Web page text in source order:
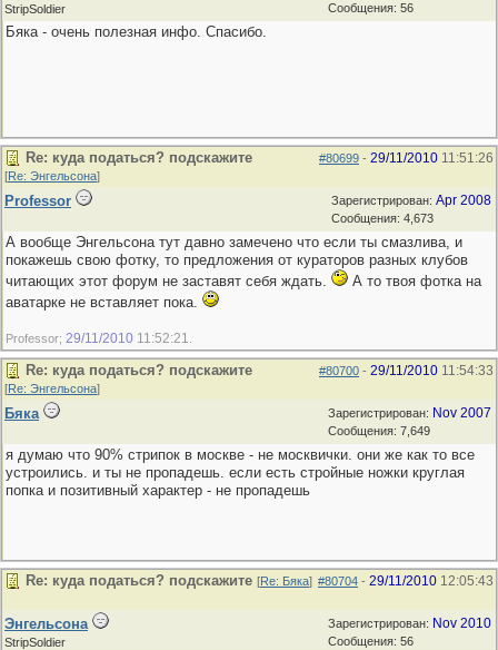
Сообщения: 56
StripSoldier
Бяка - очень полезная инфо. Спасибо.
#80699 - 29/11/2010 11:51:26
Re: куда податься? подскажите
[Re: Энгельсона]
Зарегистрирован: Apr 2008
Сообщения: 4,673
Professor
А вообще Энгельсона тут давно замечено что если ты смазлива, и
покажешь свою фотку, то предложения от кураторов разных клубов
читающих этот форум не заставят себя ждать.
А то твоя фотка на
аватарке не вставляет пока.
Professor; 29/11/2010 11:52:21
#80700 - 29/11/2010 11:54:33
Re: куда податься? подскажите
[Re: Энгельсона]
Зарегистрирован: Nov 2007
Сообщения: 7,649
Бяка
я думаю что 90% стрипок в москве - не москвички. они же как то все
устроились. и ты не пропадешь. если есть стройные ножки круглая
попка и позитивный характер - не пропадешь
#80704 - 29/11/2010 12:05:43
Re: куда податься? подскажите [Re: Бяка]
Зарегистрирован: Nov 2010
Сообщения: 56
Энгельсона
StripSoldier